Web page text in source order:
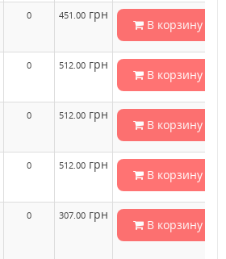
0 451.00 грн
В корзину
0 512.00 грн
В корзину
0 512.00 грн
В корзину
0 512.00 грн
В корзину
0 307.00 грн
В корзину